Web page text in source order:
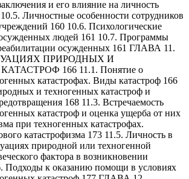
и его влияние на личность
Личностные особенности сотрудников
160 10.6. Психологические
людей 161 10.7. Программы
осужденных 161 ГЛАВА 11.
ПРИРОДНЫХ И
166 11.1. Понятие о
катастрофах. Виды катастроф 166
и техногенных катастроф и
168 11.3. Встречаемость
катастроф и оценка ущерба от них
при техногенных катастрофах.
катастрофизма 173 11.5. Личность в
природной или техногенной
фактора в возникновении
Подходы к оказанию помощи в условиях